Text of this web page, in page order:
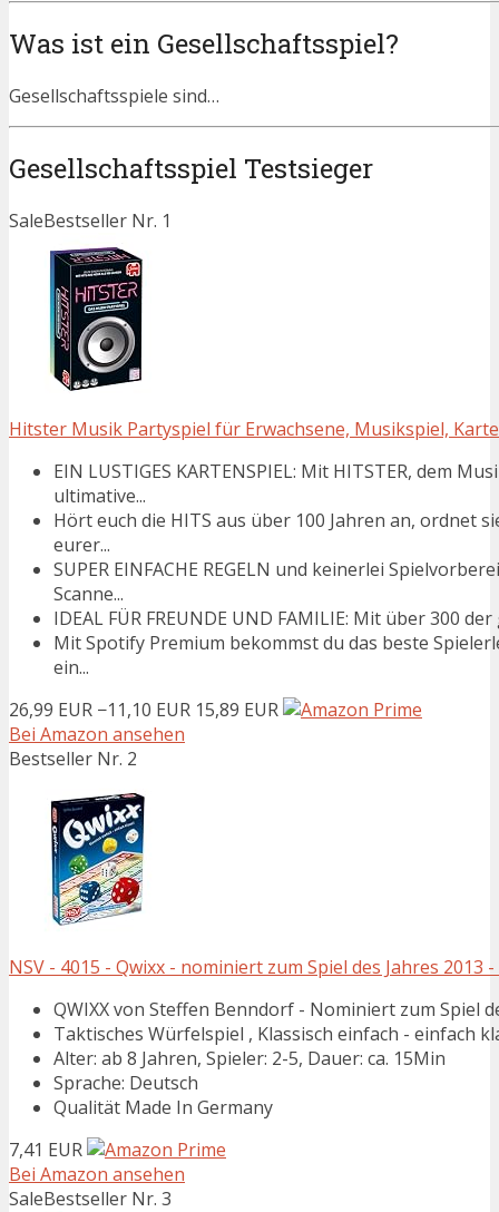
Was ist ein Gesellschaftsspiel?
Gesellschaftsspiele sind…
Gesellschaftsspiel Testsieger
SaleBestseller Nr. 1
Hitster Musik Partyspiel für Erwachsene, Musikspiel,
EIN LUSTIGES KARTENSPIEL: Mit HITSTER, dem
ultimative...
Hört euch die HITS aus über 100 Jahren an, ordnet
eurer...
SUPER EINFACHE REGELN und keinerlei
Scanne...
IDEAL FÜR FREUNDE UND FAMILIE: Mit über 300
Mit Spotify Premium bekommst du das beste
ein...
26,99 EUR −11,10 EUR 15,89 EUR
Bei Amazon ansehen
Bestseller Nr. 2
NSV - 4015 - Qwixx - nominiert zum Spiel des Jahres 2013
QWIXX von Steffen Benndorf - Nominiert zum Spiel
Taktisches Würfelspiel , Klassisch einfach - einfach
Alter: ab 8 Jahren, Spieler: 2-5, Dauer: ca. 15Min
Sprache: Deutsch
Qualität Made In Germany
7,41 EUR
Bei Amazon ansehen
SaleBestseller Nr. 3